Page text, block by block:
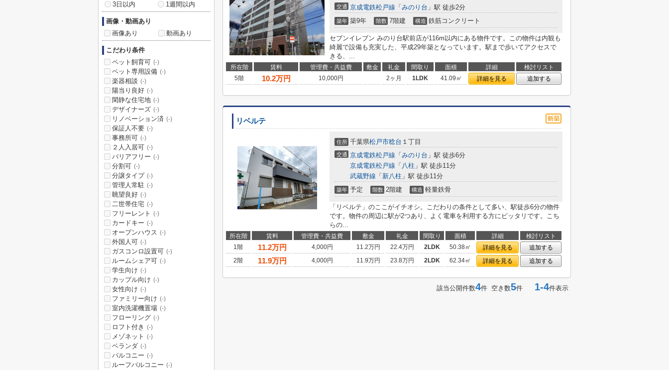
交通 京成電鉄松戸線 「 みのり台 」駅 徒歩2分
築年 築9年 階数 7階建 構造 鉄筋コンクリート
セブンイレブン みのり台駅前店が116m以内にある物件です。この物件は内観も
綺麗で設備も充実した、平成29年築となっています。駅まで歩いてアクセスで
きる、...
所在階 賃料 管理費・共益費 敷金 礼金 間取り 面積 詳細
検討リスト
5階
10.2万円 10,000円 2ヶ月 1LDK 41.09㎡ 詳細を見る 追加する
リベルテ
住所 千葉県松戸市稔台 １丁目
交通 京成電鉄松戸線 「 みのり台 」駅 徒歩6分
京成電鉄松戸線 「 八柱 」駅 徒歩11分
武蔵野線 「 新八柱 」駅 徒歩11分
築年 予定 階数 2階建 構造 軽量鉄骨
「リベルテ」のここがイチオシ。こだわりの条件として多い、駅徒歩6分の物件
です。物件の周辺に駅が2つあり、よく電車を利用する方にピッタリです。こち
らの...
所在階 賃料 管理費・共益費 敷金 礼金 間取り 面積 詳細
検討リスト
1階
11.2万円 4,000円 11.2万円 22.4万円 2LDK 50.38㎡ 詳細を見る
追加する
2階
11.9万円 4,000円 11.9万円 23.8万円 2LDK 62.34㎡ 詳細を見る 追加する
該当公開件数4件 空き数5件 1-4件表示
3日以内
1週間以内
画像・動画あり
画像あり
動画あり
こだわり条件
ペット飼育可 (-)
ペット専用設備 (-)
楽器相談 (-)
陽当り良好 (-)
閑静な住宅地 (-)
デザイナーズ (-)
リノベーション済 (-)
保証人不要 (-)
事務所可 (-)
２人入居可 (-)
バリアフリー (-)
分割可 (-)
分譲タイプ (-)
管理人常駐 (-)
眺望良好 (-)
二世帯住宅 (-)
フリーレント (-)
カードキー (-)
オープンハウス (-)
外国人可 (-)
ガスコンロ設置可 (-)
ルームシェア可 (-)
学生向け (-)
カップル向け (-)
女性向け (-)
ファミリー向け (-)
室内洗濯機置場 (-)
フローリング (-)
ロフト付き (-)
メゾネット (-)
ベランダ (-)
バルコニー (-)
ルーフバルコニー (-)